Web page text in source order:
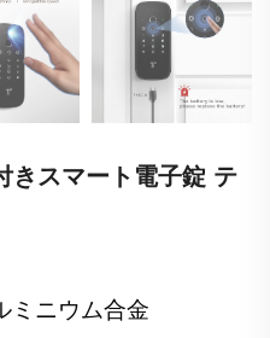
きスマート電子錠 テ
ミニウム合金